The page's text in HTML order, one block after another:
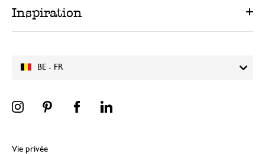
BE - FR
Inspiration
Vie privée